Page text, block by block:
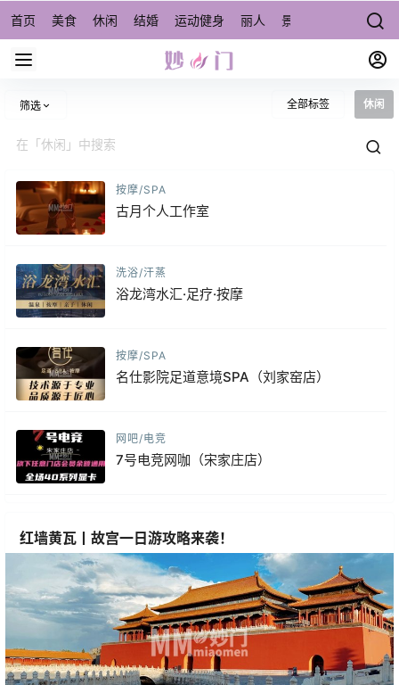
首页 美食 休闲 结婚 运动健身 丽人 景点/周边游 宠物
筛选 全部标签 休闲
按摩/SPA
古月个人工作室
洗浴/汗蒸
浴龙湾水汇·足疗·按摩
按摩/SPA
名仕影院足道意境SPA（刘家窑店）
网吧/电竞
7号电竞网咖（宋家庄店）
红墙黄瓦丨故宫一日游攻略来袭！